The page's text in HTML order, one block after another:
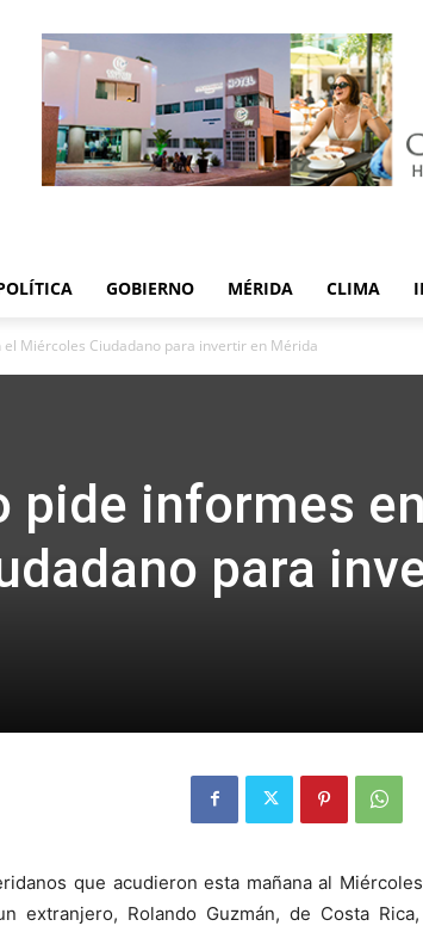
GOBIERNO MÉRIDA CLIMA
Miércoles Ciudadano para invertir en Mérida
pide informes
para
que acudieron esta mañana al
extranjero, Rolando Guzmán, de Costa